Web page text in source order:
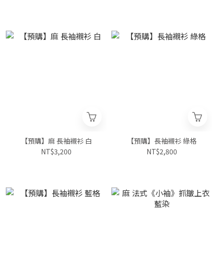
【預購】麻 長袖襯衫 白
NT$3,200
【預購】長袖襯衫 綠格
NT$2,800